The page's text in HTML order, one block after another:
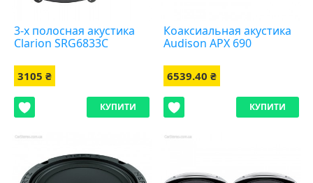
3-х полосная акустика
Clarion SRG6833C
3105 ₴
КУПИТИ
Коаксиальная акустика
Audison APX 690
6539.40 ₴
КУПИТИ